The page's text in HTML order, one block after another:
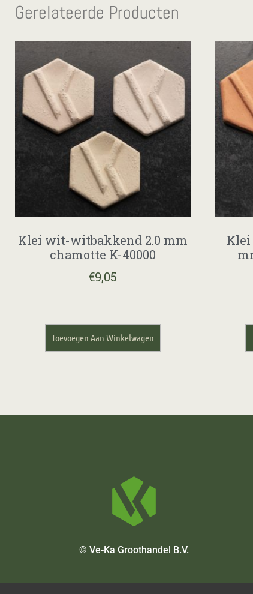
Gerelateerde Producten
Klei wit-witbakkend 2.0 mm
chamotte K-40000
€9,05
Toevoegen Aan Winkelwagen
Klei
© Ve-Ka Groothandel B.V.